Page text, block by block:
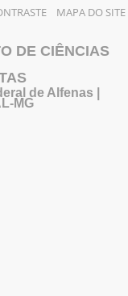
MAPA DO SITE
DE CIÊNCIAS
de Alfenas |
MG